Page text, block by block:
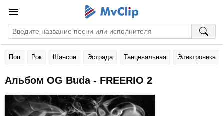
Поп Рок Шансон Эстрада Танцевальная Электроника
Альбом OG Buda - FREERIO 2